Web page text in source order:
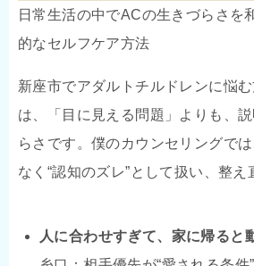
日常生活の中でACの生きづらさを
的なセルフケア方法
新座市でアダルトチルドレンに悩
は、「目に見える問題」よりも、
らさです。僕のカウンセリングでは
なく“認知のズレ”として扱い、整え
人に合わせすぎて、家に帰ると